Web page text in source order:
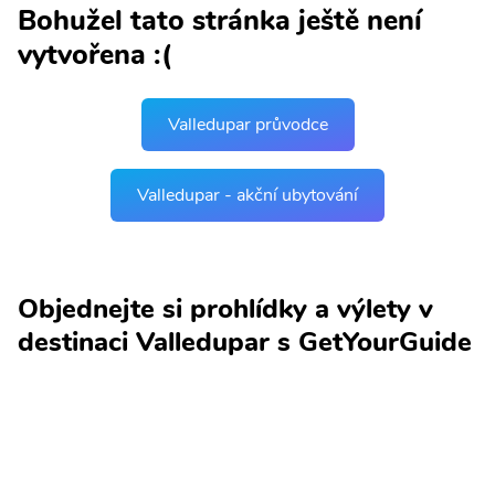
Bohužel tato stránka ještě není
vytvořena :(
Valledupar průvodce
Valledupar - akční ubytování
Objednejte si prohlídky a výlety v
destinaci Valledupar s GetYourGuide